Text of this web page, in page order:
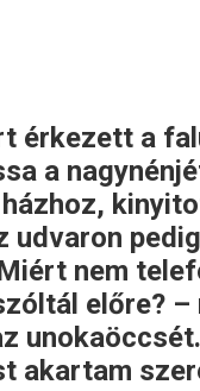
érkezett a
a
udvaron
nem
előre? –
akartam